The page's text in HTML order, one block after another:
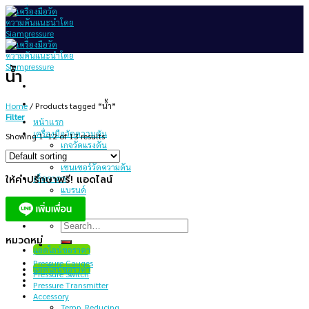
Skip
to
content
หน้าแรก
เครื่องมือวัดความดัน
เกจวัดแรงดัน
สวิทช์ความดัน
เซนเซอร์วัดความดัน
เช็คราคา
แบรนด์
บทความ
เกี่ยวกับเรา
Search
for:
แอดไลน์ขอราคา
แอดไลน์ขอราคา
น้ำ
Home /Products tagged “น้ำ”
Filter
Showing 1–12 of 13 results
ให้คำปรึกษาฟรี! แอดไลน์
หมวดหมู่
Pressure Gauges
Pressure Switch
Pressure Transmitter
Accessory